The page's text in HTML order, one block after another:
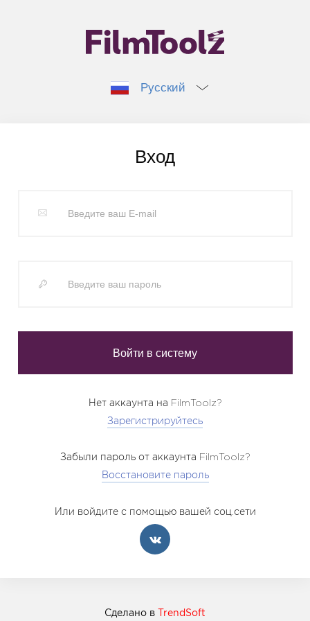
Русский
Вход
Нет аккаунта на FilmToolz?
Зарегистрируйтесь
Забыли пароль от аккаунта FilmToolz?
Восстановите пароль
Или войдите с помощью вашей соц.сети
Сделано в TrendSoft